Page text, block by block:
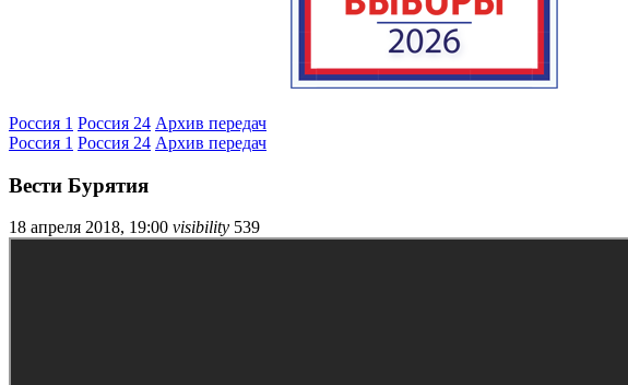
Россия 1 Россия 24 Архив передач
Россия 1 Россия 24 Архив передач
Вести Бурятия
18 апреля 2018, 19:00 visibility 539